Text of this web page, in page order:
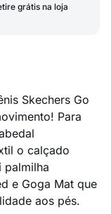
grátis na loja
Skechers Go
Para
o calçado
palmilha
e Goga Mat que
aos pés.